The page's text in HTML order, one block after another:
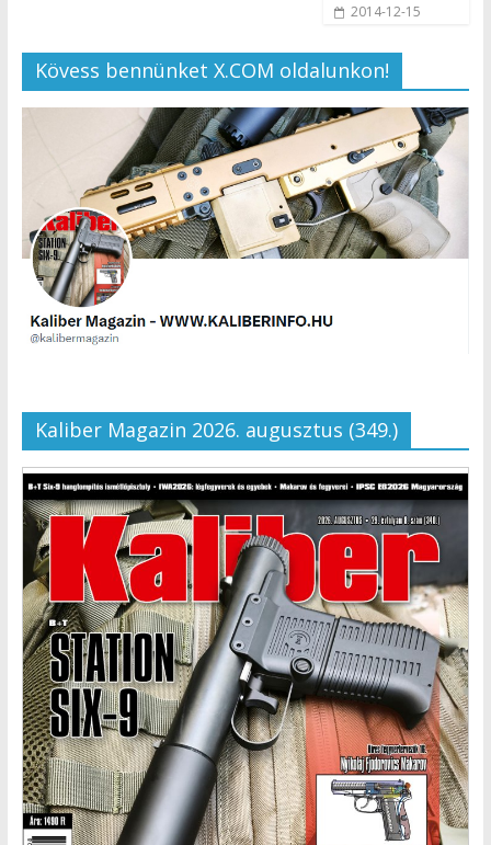
2014-12-15
Kövess bennünket X.COM oldalunkon!
Kaliber Magazin 2026. augusztus (349.)